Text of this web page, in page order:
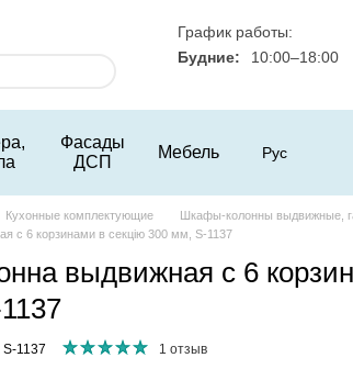
График работы:
Будние:
10:00–18:00
Фасады
ДСП
Мебель Рус
Кухонные комплектующие
Шкафы-колонны выдвижные,
с 6 корзинами в секцію 300 мм, S-1137
выдвижная с 6
S-1137 1 отзыв